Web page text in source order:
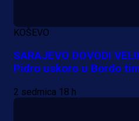
18 h 40 min
KOŠEVO
SARAJEVO DOVODI
Pidro uskoro u Bordo
2 sedmica 18 h